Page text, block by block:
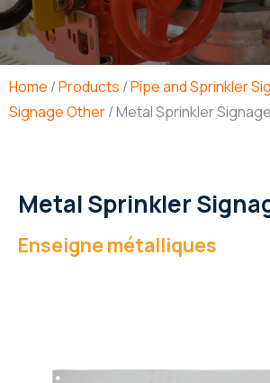
Home /Products /Pipe and Sprinkler
Signage Other/ Metal Sprinkler Signage
Metal Sprinkler
Enseigne métalliques